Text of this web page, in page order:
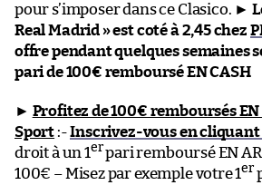
pour s’imposer dans ce Clasico. ►
Real Madrid » est coté à 2,45 chez
offre pendant quelques semaines
pari de 100€ remboursé EN CASH
► Profitez de 100€ remboursés EN
Sport :-Inscrivez-vous en cliquant
droit à un 1erpari remboursé EN
100€ – Misez par exemple votre 1er